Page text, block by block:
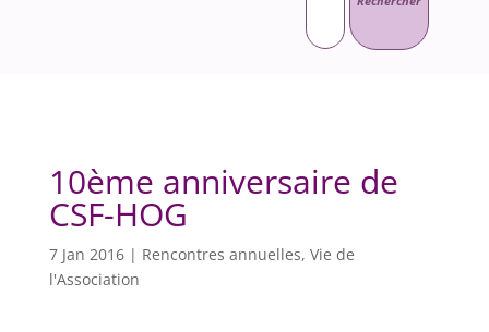
10ème anniversaire de
CSF-HOG
7 Jan 2016| Rencontres annuelles, Vie de
l'Association